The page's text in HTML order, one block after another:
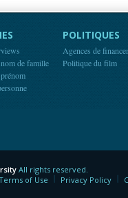
de famille
POLITIQUES
Agences de
Politique du film
All rights reserved.
of Use Privacy Policy